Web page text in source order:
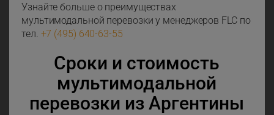
Узнайте больше о преимуществах
мультимодальной перевозки у менеджеров FLC по
тел. +7 (495) 640-63-55
Сроки и стоимость
мультимодальной
перевозки из Аргентины